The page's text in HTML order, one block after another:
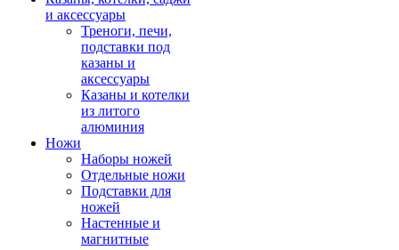
и аксессуары
Треноги, печи,
подставки под
казаны и
аксессуары
Казаны и котелки
из литого
алюминия
Ножи
Наборы ножей
Отдельные ножи
Подставки для
ножей
Настенные и
магнитные